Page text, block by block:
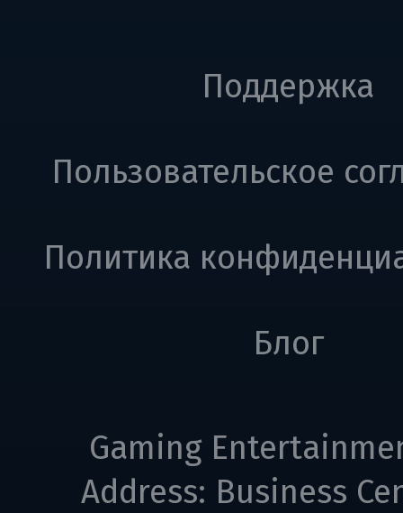
Поддержка
Пользовательское
Политика
Блог
Gaming
Address: Business